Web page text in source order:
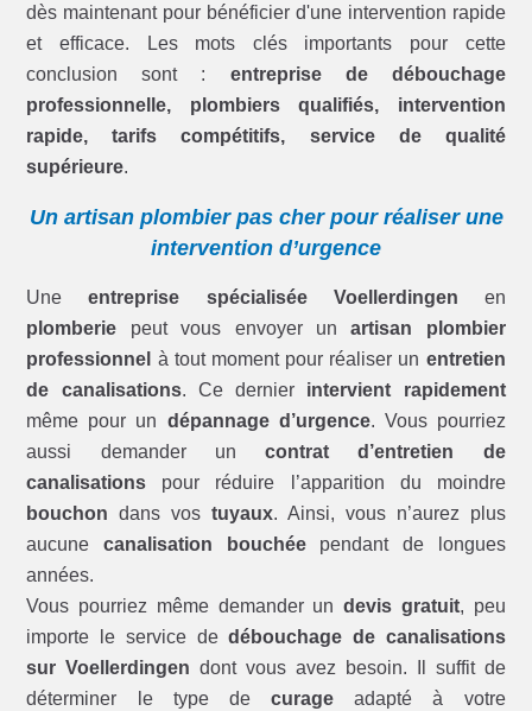
dès maintenant pour bénéficier d'une intervention rapide
et efficace. Les mots clés importants pour cette
conclusion sont : entreprise de débouchage
professionnelle, plombiers qualifiés, intervention
rapide, tarifs compétitifs, service de qualité
supérieure.
Un artisan plombier pas cher pour réaliser une
intervention d’urgence
Uneentreprise spécialisée Voellerdingen en
plomberie peut vous envoyer unartisan plombier
professionnel à tout moment pour réaliser un entretien
de canalisations. Ce dernier intervient rapidement
même pour un dépannage d’urgence. Vous pourriez
aussi demander uncontrat d’entretien de
canalisations pour réduire l’apparition du moindre
bouchon dans vostuyaux. Ainsi, vous n’aurez plus
aucunecanalisation bouchéependant de longues
années.
Vous pourriez même demander undevis gratuit, peu
importe le service dedébouchage de canalisations
sur Voellerdingen dont vous avez besoin. Il suffit de
déterminer le type decurage adapté à votre